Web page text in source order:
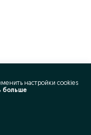
настройки cookies
больше